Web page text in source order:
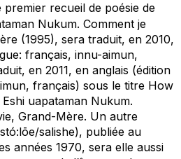
premier recueil de poésie de
Nukum. Comment je
(1995), sera traduit, en 2010,
français, innu-aimun,
en 2011, en anglais (édition
français) sous le titre How
uapataman Nukum.
Grand-Mère. Un autre
salishe), publiée au
années 1970, sera elle aussi